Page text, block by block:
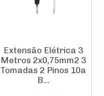
Extensão Elétrica 3
Metros 2x0,75mm2 3
Tomadas 2 Pinos 10a
B...